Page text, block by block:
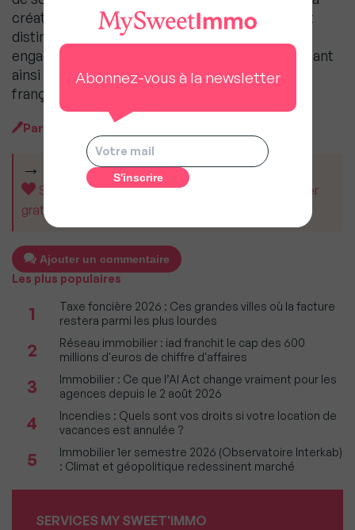
création en 1994, Guy Hoquet l’Immobilier s’est
distingué par son approche innovante et son
engagement envers la qualité de service, devenant
ainsi un acteur majeur du marché immobilier
français.
Par
CET ARTICLE VOUS A AIDÉ ?
Soutenez MySweetImmo et aidez-nous à rester
gratuit pour tous.
Ajouter un commentaire
Les plus populaires
1
Taxe foncière 2026 : Ces grandes villes où la facture
restera parmi les plus lourdes
2
Réseau immobilier : iad franchit le cap des 600
millions d'euros de chiffre d'affaires
3
Immobilier : Ce que l’AI Act change vraiment pour les
agences depuis le 2 août 2026
4
Incendies : Quels sont vos droits si votre location de
vacances est annulée ?
5
Immobilier 1er semestre 2026 (Observatoire Interkab)
: Climat et géopolitique redessinent marché
SERVICES MY SWEET'IMMO
Abonnez-vous à la newsletter